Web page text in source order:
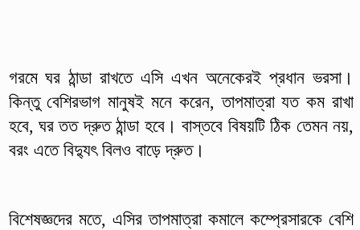
গরমে ঘর ঠান্ডা রাখতে এসি এখন অনেকেরই প্রধান ভরসা।
কিন্তু বেশিরভাগ মানুষই মনে করেন, তাপমাত্রা যত কম রাখা
হবে, ঘর তত দ্রুত ঠান্ডা হবে। বাস্তবে বিষয়টি ঠিক তেমন নয়,
বরং এতে বিদ্যুৎ বিলও বাড়ে দ্রুত।
বিশেষজ্ঞদের মতে, এসির তাপমাত্রা কমালে কম্প্রেসারকে বেশি